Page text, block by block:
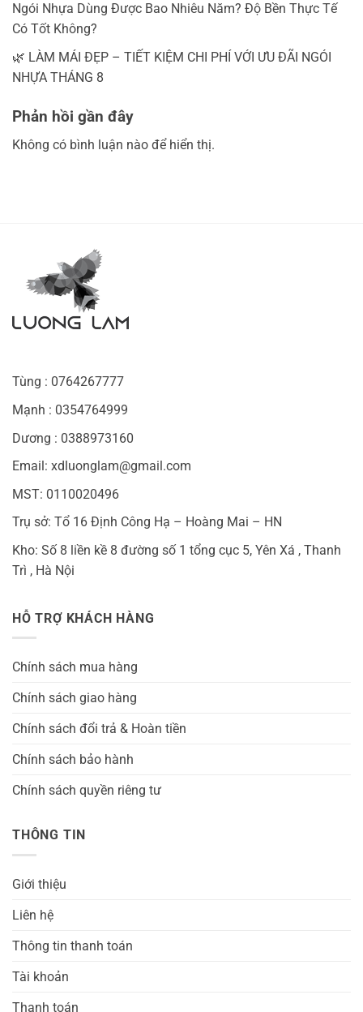
Ngói Nhựa Dùng Được Bao Nhiêu Năm? Độ Bền Thực Tế
Có Tốt Không?
🌿 LÀM MÁI ĐẸP – TIẾT KIỆM CHI PHÍ VỚI ƯU ĐÃI NGÓI
NHỰA THÁNG 8
Phản hồi gần đây
Không có bình luận nào để hiển thị.
Tùng : 0764267777
Mạnh : 0354764999
Dương : 0388973160
Email: xdluonglam@gmail.com
MST: 0110020496
Trụ sở: Tổ 16 Định Công Hạ – Hoàng Mai – HN
Kho: Số 8 liền kề 8 đường số 1 tổng cục 5, Yên Xá , Thanh
Trì , Hà Nội
HỖ TRỢ KHÁCH HÀNG
Chính sách mua hàng
Chính sách giao hàng
Chính sách đổi trả & Hoàn tiền
Chính sách bảo hành
Chính sách quyền riêng tư
THÔNG TIN
Giới thiệu
Liên hệ
Thông tin thanh toán
Tài khoản
Thanh toán